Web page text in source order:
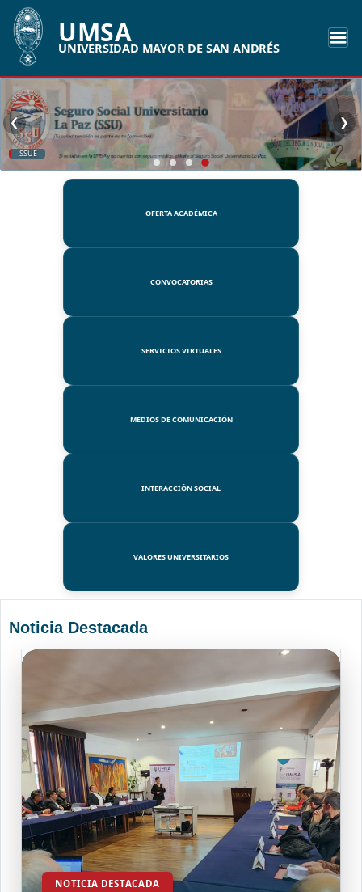
UMSA
UNIVERSIDAD MAYOR DE SAN ANDRÉS
SSUE
❮ ❯
OFERTA ACADÉMICA
CONVOCATORIAS
SERVICIOS VIRTUALES
MEDIOS DE COMUNICACIÓN
INTERACCIÓN SOCIAL
VALORES UNIVERSITARIOS
Noticia Destacada
NOTICIA DESTACADA